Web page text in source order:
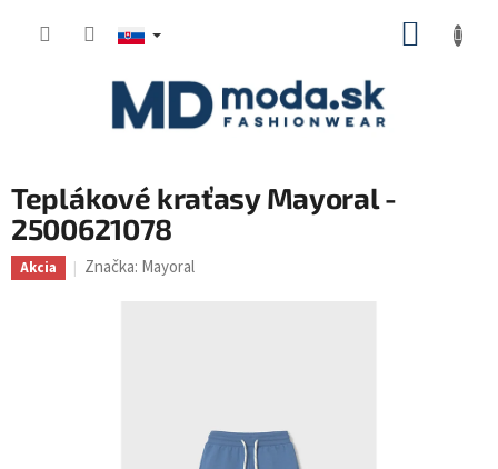
Teplákové kraťasy Mayoral -
2500621078
Akcia Značka: Mayoral